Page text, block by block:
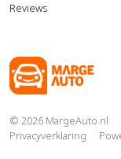
Reviews
© 2026 MargeAuto.nl
Privacyverklaring